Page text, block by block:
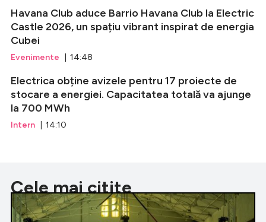
Havana Club aduce Barrio Havana Club la Electric
Castle 2026, un spațiu vibrant inspirat de energia
Cubei
Evenimente | 14:48
Electrica obține avizele pentru 17 proiecte de
stocare a energiei. Capacitatea totală va ajunge
la 700 MWh
Intern | 14:10
Cele mai citite